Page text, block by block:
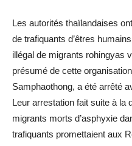
Les autorités thaïlandaises
de trafiquants d’êtres
illégal de migrants rohingyas
présumé de cette
Samphaothong, a été arrêté
Leur arrestation fait suite à la
migrants morts d’asphyxie
trafiquants promettaient aux